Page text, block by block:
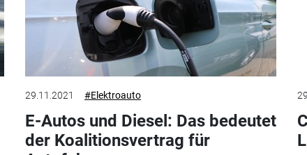
29.11.2021 #Elektroauto
E-Autos und Diesel: Das bedeutet
der Koalitionsvertrag für